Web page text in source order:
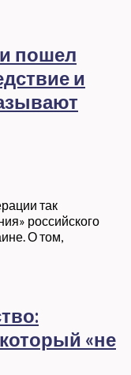
пошел
и
так
российского
О том,
«не